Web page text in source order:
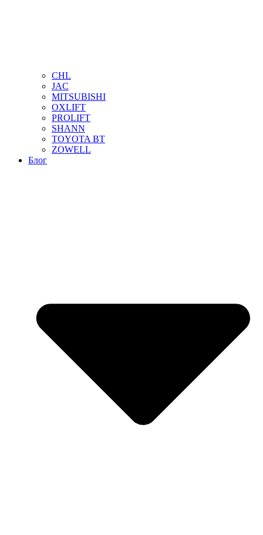
CHL
JAC
MITSUBISHI
OXLIFT
PROLIFT
SHANN
TOYOTA BT
ZOWELL
Блог